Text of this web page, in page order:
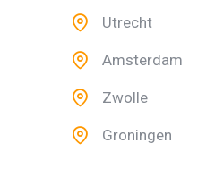
Utrecht
Amsterdam
Zwolle
Groningen